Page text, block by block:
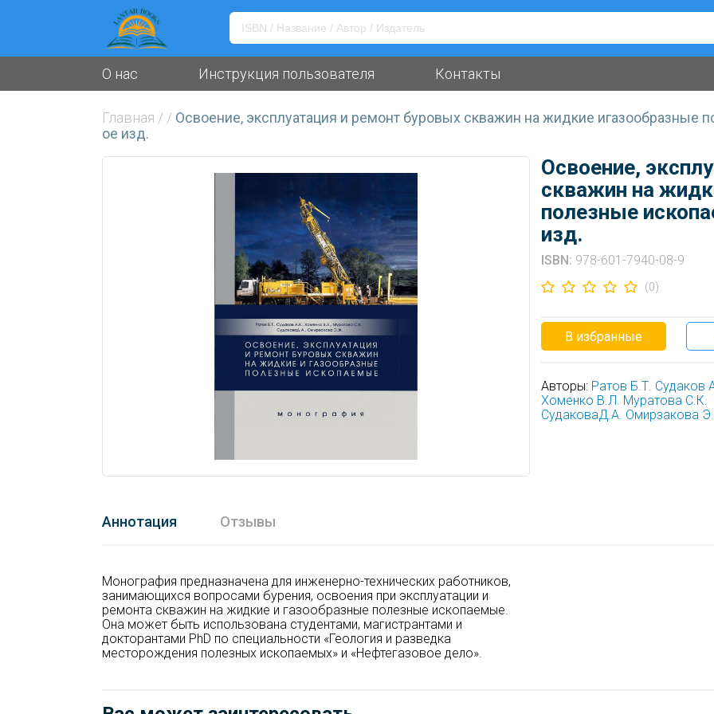
О нас Инструкция пользователя Контакты
Главная / / Освоение, эксплуатация и ремонт буровых скважин на жидкие игазообразные
ое изд.
Освоение,
скважин на
полезные
изд.
ISBN: 978-601-7940-08-9
(0)
В избранные
Авторы: Ратов Б.Т. Судаков
Хоменко В.Л. Муратова С.К.
СудаковаД.А. Омирзакова
Аннотация Отзывы
Монография предназначена для инженерно-технических работников,
занимающихся вопросами бурения, освоения при эксплуатации и
ремонта скважин на жидкие и газообразные полезные ископаемые.
Она может быть использована студентами, магистрантами и
докторантами PhD по специальности «Геология и разведка
месторождения полезных ископаемых» и «Нефтегазовое дело».